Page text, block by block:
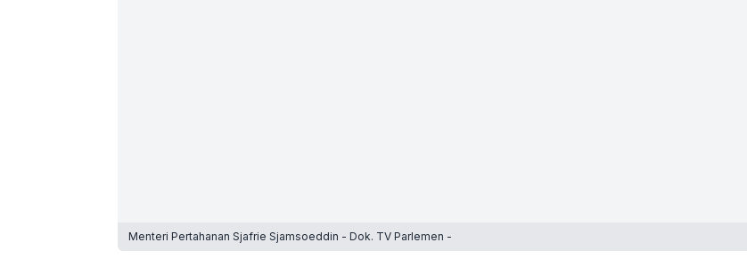
Menteri Pertahanan Sjafrie Sjamsoeddin - Dok. TV Parlemen -